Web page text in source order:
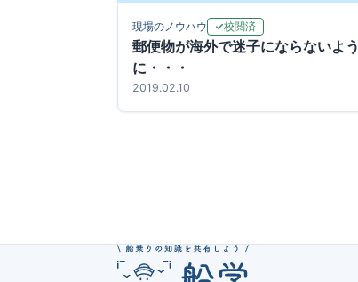
現場のノウハウ 校閲済
郵便物が海外で迷子にならないよう
に・・・
2019.02.10